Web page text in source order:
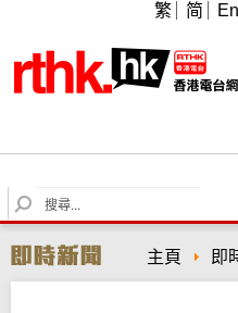
繁 简
S
e
r
c
主頁 即